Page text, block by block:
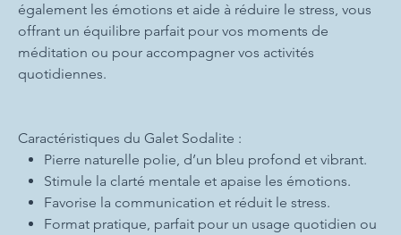
également les émotions et aide à réduire le stress, vous
offrant un équilibre parfait pour vos moments de
méditation ou pour accompagner vos activités
quotidiennes.
Caractéristiques du Galet Sodalite :
Pierre naturelle polie, d’un bleu profond et vibrant.
Stimule la clarté mentale et apaise les émotions.
Favorise la communication et réduit le stress.
Format pratique, parfait pour un usage quotidien ou